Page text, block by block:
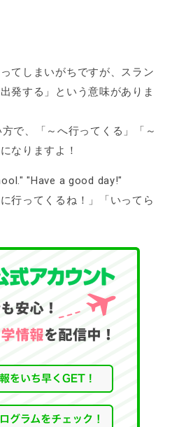
てしまいがちですが、スラン
発する」という意味がありま
で、「～へ行ってくる」「～
なりますよ！
"Have a good day!"
行ってくるね！」「いってら